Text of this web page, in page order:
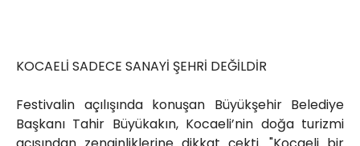
KOCAELİ SADECE SANAYİ ŞEHRİ DEĞİLDİR
Festivalin açılışında konuşan Büyükşehir Belediye
Başkanı Tahir Büyükakın, Kocaeli’nin doğa turizmi